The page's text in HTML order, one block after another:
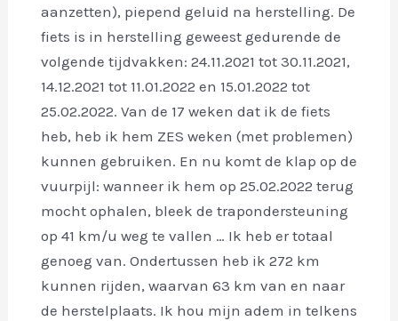
aanzetten), piepend geluid na herstelling. De
fiets is in herstelling geweest gedurende de
volgende tijdvakken: 24.11.2021 tot 30.11.2021,
14.12.2021 tot 11.01.2022 en 15.01.2022 tot
25.02.2022. Van de 17 weken dat ik de fiets
heb, heb ik hem ZES weken (met problemen)
kunnen gebruiken. En nu komt de klap op de
vuurpijl: wanneer ik hem op 25.02.2022 terug
mocht ophalen, bleek de trapondersteuning
op 41 km/u weg te vallen … Ik heb er totaal
genoeg van. Ondertussen heb ik 272 km
kunnen rijden, waarvan 63 km van en naar
de herstelplaats. Ik hou mijn adem in telkens